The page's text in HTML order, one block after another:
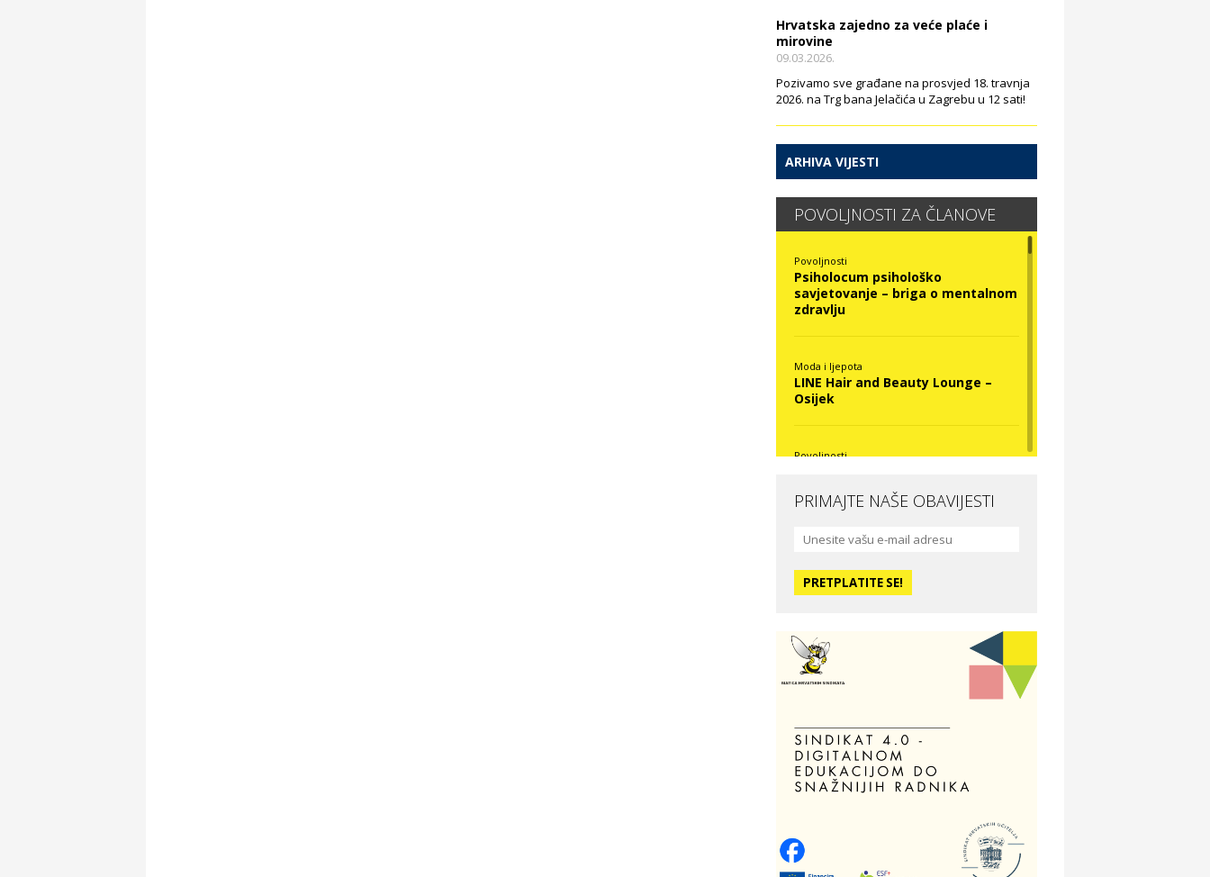
Hrvatska zajedno za veće plaće i
mirovine
09.03.2026.
Pozivamo sve građane na prosvjed 18. travnja
2026. na Trg bana Jelačića u Zagrebu u 12 sati!
ARHIVA VIJESTI
POVOLJNOSTI ZA ČLANOVE
Povoljnosti
Psiholocum psihološko
savjetovanje – briga o mentalnom
zdravlju
Moda i ljepota
LINE Hair and Beauty Lounge –
Osijek
Povoljnosti
La Medusa SPA & beauty studio –
Hotel Vila Ružica Crikvenica
Odmor
Villa Baranja – popust na smještaj
Povoljnosti
Optika Adrialeće – online i fizičke
optike
PRIMAJTE NAŠE OBAVIJESTI